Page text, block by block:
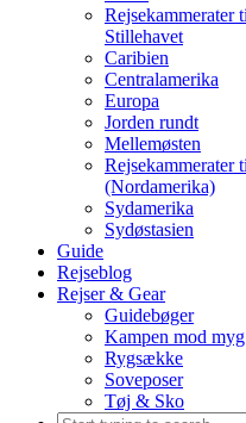
Rejsekammerater
Stillehavet
Caribien
Centralamerika
Europa
Jorden rundt
Mellemøsten
Rejsekammerater
(Nordamerika)
Sydamerika
Sydøstasien
Guide
Rejseblog
Rejser & Gear
Guidebøger
Kampen mod myg
Rygsække
Soveposer
Tøj & Sko